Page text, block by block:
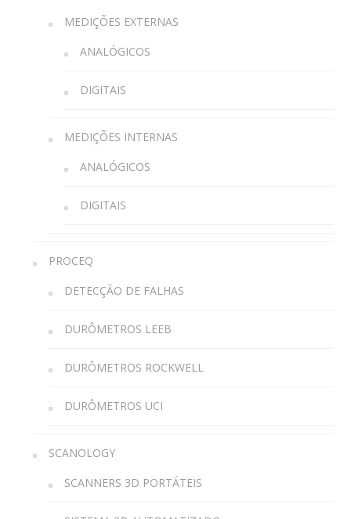
MEDIÇÕES EXTERNAS
ANALÓGICOS
DIGITAIS
MEDIÇÕES INTERNAS
ANALÓGICOS
DIGITAIS
PROCEQ
DETECÇÃO DE FALHAS
DURÔMETROS LEEB
DURÔMETROS ROCKWELL
DURÔMETROS UCI
SCANOLOGY
SCANNERS 3D PORTÁTEIS